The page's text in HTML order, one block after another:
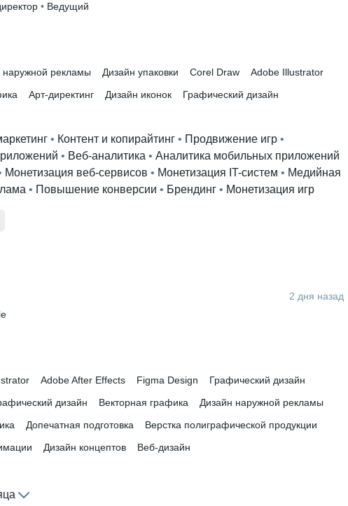
• Ведущий
наружной рекламы Дизайн упаковки Corel Draw
Adobe Illustrator
Арт-директинг Дизайн иконок Графический дизайн
• Контент и копирайтинг • Продвижение игр
• Веб-аналитика • Аналитика мобильных приложений
Монетизация веб-сервисов • Монетизация IT-систем • Медийная
• Повышение конверсии • Брендинг • Монетизация игр
2 дня назад
Adobe After Effects Figma Design
Графический дизайн
дизайн Векторная графика
Дизайн наружной рекламы
Допечатная подготовка
Верстка полиграфической продукции
Дизайн концептов Веб-дизайн